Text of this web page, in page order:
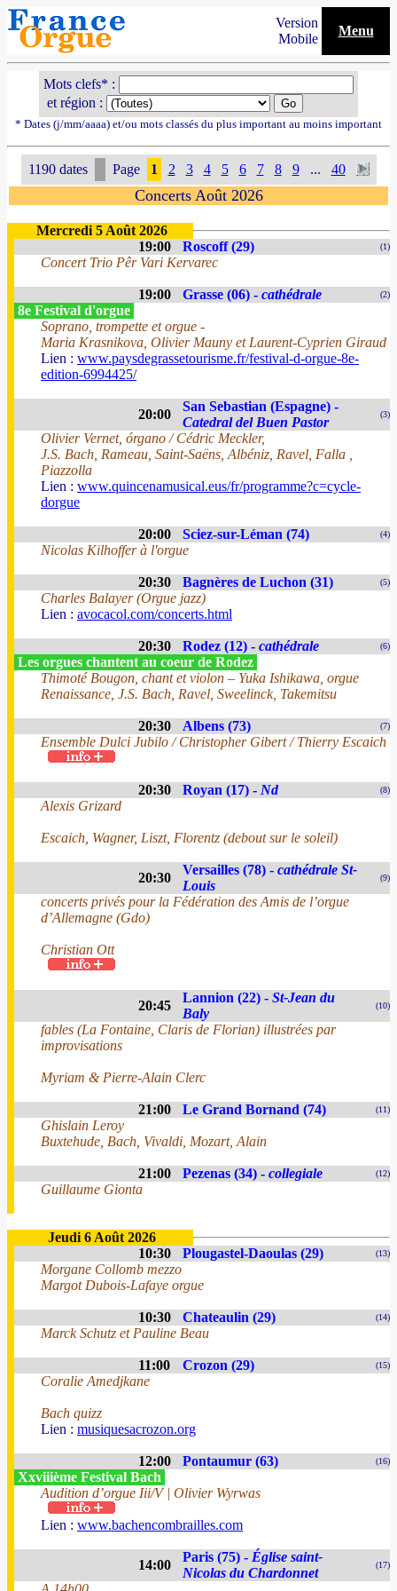
Version
Mobile
Menu
Mots clefs* :
et région :
* Dates (j/mm/aaaa) et/ou mots classés du plus important au moins important
1190 dates Page 1 2 3 4 5 6 7 8 9 ... 40
Concerts Août 2026
Mercredi 5 Août 2026
19:00
Roscoff (29) (1)
Concert Trio Pêr Vari Kervarec
19:00 Grasse (06) - cathédrale (2)
8e Festival d'orgue
Soprano, trompette et orgue -
Maria Krasnikova, Olivier Mauny et Laurent-Cyprien Giraud
Lien : www.paysdegrassetourisme.fr/festival-d-orgue-8e-
edition-6994425/
20:00
San Sebastian (Espagne) -
Catedral del Buen Pastor
(3)
Olivier Vernet, órgano / Cédric Meckler,
J.S. Bach, Rameau, Saint-Saëns, Albéniz, Ravel, Falla ,
Piazzolla
Lien : www.quincenamusical.eus/fr/programme?c=cycle-
dorgue
20:00 Sciez-sur-Léman (74) (4)
Nicolas Kilhoffer à l'orgue
20:30 Bagnères de Luchon (31) (5)
Charles Balayer (Orgue jazz)
Lien : avocacol.com/concerts.html
20:30 Rodez (12) - cathédrale (6)
Les orgues chantent au coeur de Rodez
Thimoté Bougon, chant et violon – Yuka Ishikawa, orgue
Renaissance, J.S. Bach, Ravel, Sweelinck, Takemitsu
20:30 Albens (73) (7)
Ensemble Dulci Jubilo / Christopher Gibert / Thierry Escaich
20:30 Royan (17) - Nd (8)
Alexis Grizard
Escaich, Wagner, Liszt, Florentz (debout sur le soleil)
20:30
Versailles (78) - cathédrale St-
Louis
(9)
concerts privés pour la Fédération des Amis de l’orgue
d’Allemagne (Gdo)
Christian Ott
20:45
Lannion (22) - St-Jean du
Baly
(10)
fables (La Fontaine, Claris de Florian) illustrées par
improvisations
Myriam & Pierre-Alain Clerc
21:00 Le Grand Bornand (74) (11)
Ghislain Leroy
Buxtehude, Bach, Vivaldi, Mozart, Alain
21:00 Pezenas (34) - collegiale (12)
Guillaume Gionta
Jeudi 6 Août 2026
10:30
Plougastel-Daoulas (29) (13)
Morgane Collomb mezzo
Margot Dubois-Lafaye orgue
10:30 Chateaulin (29) (14)
Marck Schutz et Pauline Beau
11:00 Crozon (29) (15)
Coralie Amedjkane
Bach quizz
Lien : musiquesacrozon.org
12:00 Pontaumur (63) (16)
Xxviiième Festival Bach
Audition d’orgue Iii/V | Olivier Wyrwas
Lien : www.bachencombrailles.com
14:00
Paris (75) - Église saint-
Nicolas du Chardonnet
(17)